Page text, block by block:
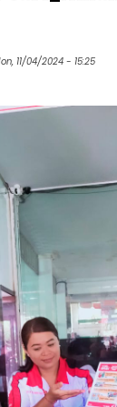
11/04/2024 - 15:25